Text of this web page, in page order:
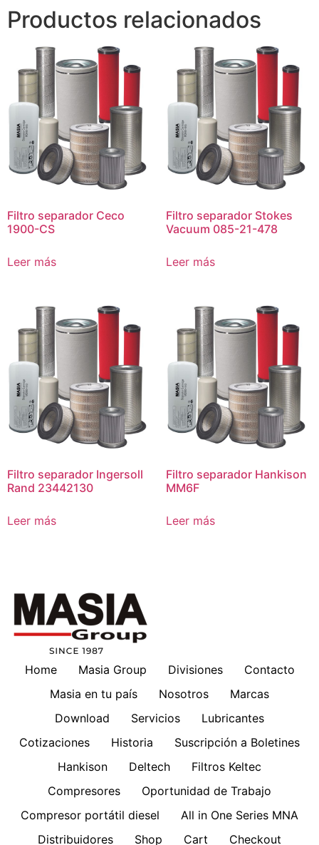
Productos relacionados
Filtro separador Ceco
1900-CS
Leer más
Filtro separador Stokes
Vacuum 085-21-478
Leer más
Filtro separador Ingersoll
Rand 23442130
Leer más
Filtro separador Hankison
MM6F
Leer más
Home Masia Group Divisiones
Contacto
Masia en tu país
Nosotros
Marcas
Download
Servicios
Lubricantes
Cotizaciones
Historia
Suscripción a Boletines
Hankison
Deltech
Filtros Keltec
Compresores
Oportunidad de Trabajo
Compresor portátil diesel
All in One Series MNA
Distribuidores
Shop Cart Checkout